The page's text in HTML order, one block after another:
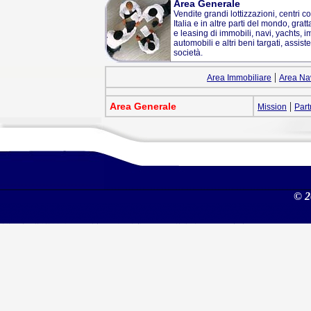
Area Generale
Vendite grandi lottizzazioni, centri
Italia e in altre parti del mondo,
e leasing di immobili, navi, yachts,
automobili e altri beni targati,
società.
Area Immobiliare | Area
Area Generale Mission |
©